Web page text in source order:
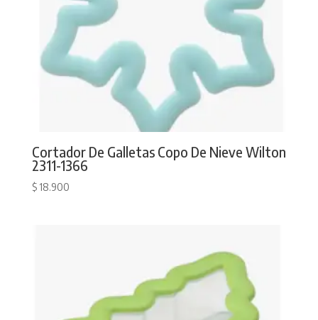
Cortador De Galletas Copo De Nieve Wilton
2311-1366
$18.900